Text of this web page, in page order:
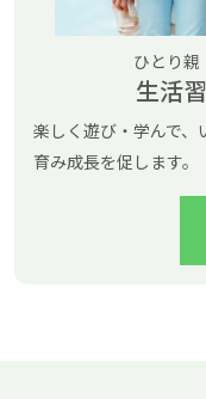
ひとり親
生活
楽しく遊び・学んで、
育み成長を促します。